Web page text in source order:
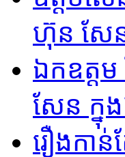
ហ៊ុន សែន
ឯកឧត្តម
សែន ក្នុ
រឿងកា